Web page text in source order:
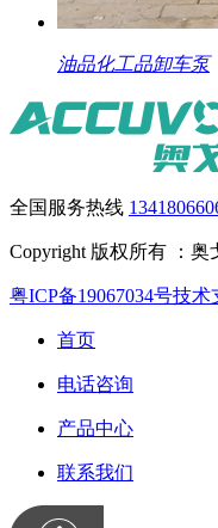
油品化工品卸车泵
全国服务热线
Copyright 版权所有 ：
粤ICP备19067034号技术
首页
电话咨询
产品中心
联系我们